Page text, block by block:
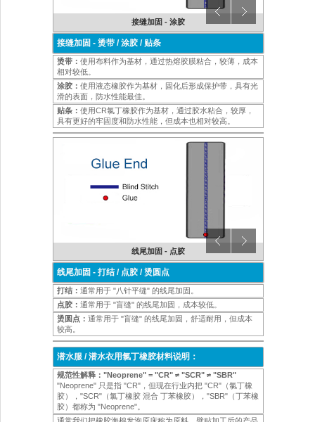
接缝加固 - 涂胶
接缝加固 - 烫带 / 涂胶 / 贴条
烫带： 使用布料作为基材，通过热熔胶膜粘合，较薄，成本
相对较低。
涂胶： 使用液态橡胶作为基材，固化后形成保护带，具有光
滑的表面，防水性能最佳。
贴条： 使用CR氯丁橡胶作为基材，通过胶水粘合，较厚，
具有更好的牢固度和防水性能，但成本也相对较高。
线尾加固 - 点胶
线尾加固 - 打结 / 点胶 / 烫圆点
打结： 通常用于 "八针平缝" 的线尾加固。
点胶： 通常用于 "盲缝" 的线尾加固，成本较低。
烫圆点： 通常用于 "盲缝" 的线尾加固，舒适耐用，但成本
较高。
潜水服 / 潜水衣用氯丁橡胶材料说明：
规范性解释："Neoprene" = "CR" ≠ "SCR" ≠ "SBR"
"Neoprene" 只是指 "CR"，但现在行业内把 "CR"（氯丁橡
胶），"SCR"（氯丁橡胶 混合 丁苯橡胶），"SBR"（丁苯橡
胶）都称为 "Neoprene"。